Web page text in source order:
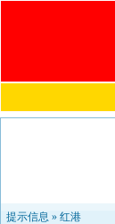
提示信息 » 红港